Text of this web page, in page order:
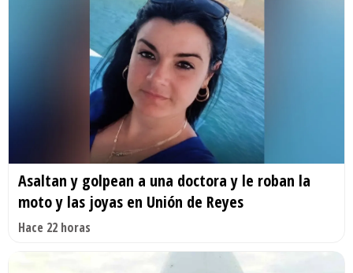
Asaltan y golpean a una doctora y le roban la
moto y las joyas en Unión de Reyes
Hace 22 horas